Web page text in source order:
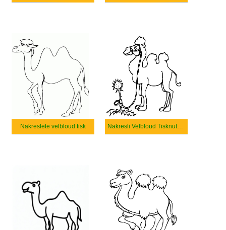
Nakreslete velbloud tisk Nakresli Velbloud Tisknutelné